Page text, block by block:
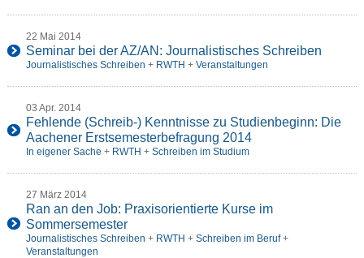
22 Mai 2014
Seminar bei der AZ/AN: Journalistisches Schreiben
Journalistisches Schreiben + RWTH + Veranstaltungen
03 Apr. 2014
Fehlende (Schreib-) Kenntnisse zu Studienbeginn: Die
Aachener Erstsemesterbefragung 2014
In eigener Sache + RWTH + Schreiben im Studium
27 März 2014
Ran an den Job: Praxisorientierte Kurse im
Sommersemester
Journalistisches Schreiben + RWTH + Schreiben im Beruf+
Veranstaltungen